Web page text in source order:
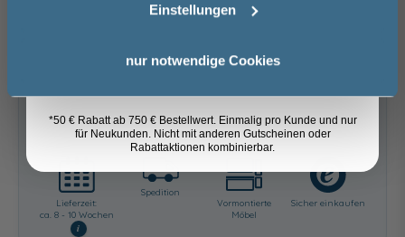
Einstellungen
nur notwendige Cookies
In den Warenkorb
Artikel merken
Lieferzeit:
ca. 8 - 10 Wochen
i
Spedition
Vormontierte
Möbel
Sicher einkaufen
Anmelden
*50 € Rabatt ab 750 € Bestellwert. Einmalig pro Kunde und nur
für Neukunden. Nicht mit anderen Gutscheinen oder
Rabattaktionen kombinierbar.